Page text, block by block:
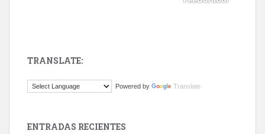
Gato manso encontrado
Leales.org » Gran Canaria | 9.7.2025
TRANSLATE:
Powered by Translate
ENTRADAS RECIENTES